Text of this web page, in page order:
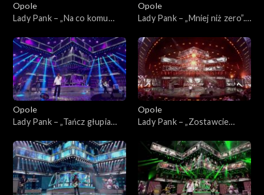
Opole
Lady Pank – „Na co komu
lecia zespołu Lady Pank
Opole
Lady Pank – „Mniej niż zero”.
zespołu Lady Pank
Opole
Lady Pank – „Tańcz głupia
45-lecia zespołu Lady Pank
Opole
Lady Pank – „Zostawcie
45-lecia zespołu Lady Pank